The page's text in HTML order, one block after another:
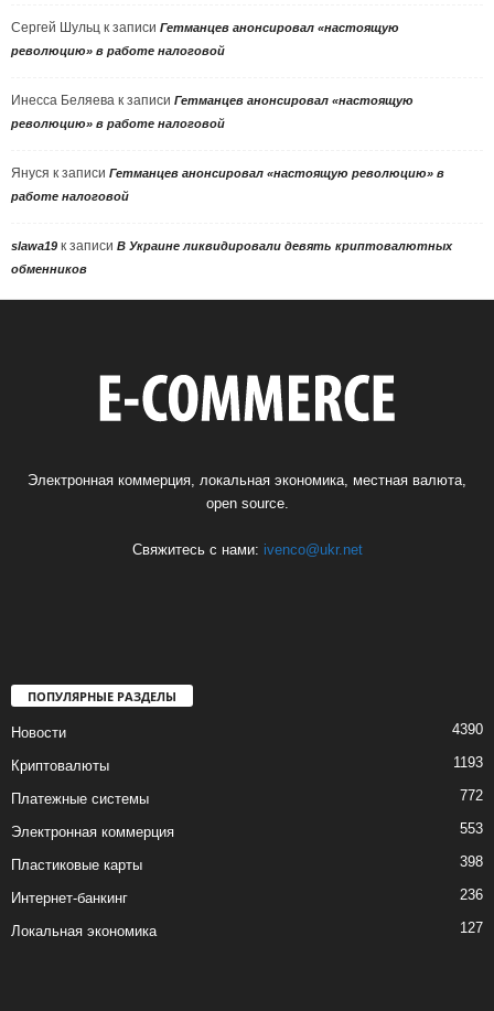
Сергей Шульц к записи Гетманцев анонсировал «настоящую
революцию» в работе налоговой
Инесса Беляева к записи Гетманцев анонсировал «настоящую
революцию» в работе налоговой
Януся к записи Гетманцев анонсировал «настоящую революцию» в
работе налоговой
slawa19 к записи В Украине ликвидировали девять криптовалютных
обменников
Электронная коммерция, локальная экономика, местная валюта,
open source.
Свяжитесь с нами: ivenco@ukr.net
ПОПУЛЯРНЫЕ РАЗДЕЛЫ
Новости 4390
Криптовалюты 1193
Платежные системы 772
Электронная коммерция 553
Пластиковые карты 398
Интернет-банкинг 236
Локальная экономика 127